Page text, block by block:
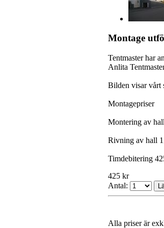
Montage
Tentmaster har
Anlita
Bilden visar vårt
Montagepriser
Montering av
Rivning av hall
Timdebitering
425 kr
Antal:
Alla priser är